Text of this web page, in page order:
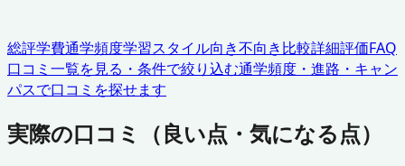
総評学費通学頻度学習スタイル向き不向き比較詳細評価FAQ
口コミ一覧を見る・条件で絞り込む通学頻度・進路・キャン
パスで口コミを探せます
実際の口コミ（良い点・気になる点）